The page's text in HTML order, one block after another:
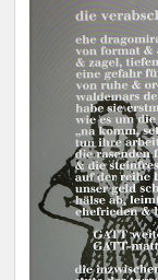
Kontakt